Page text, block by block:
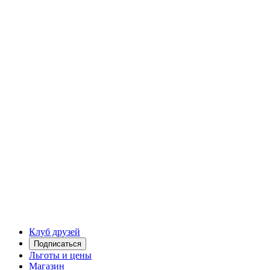
Клуб друзей
Подписаться
Льготы и цены
Магазин